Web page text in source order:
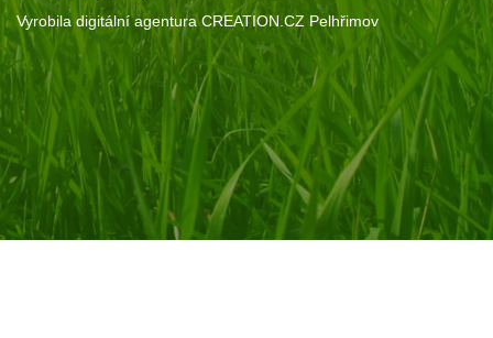
Vyrobila digitální agentura CREATION.CZ Pelhřimov